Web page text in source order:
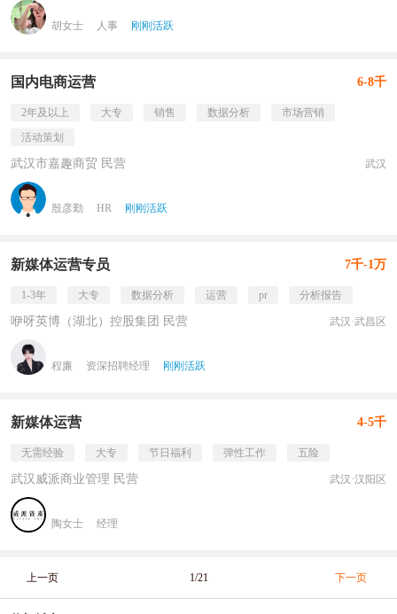
胡女士 人事 刚刚活跃
国内电商运营 6-8千
2年及以上 大专 销售 数据分析
市场营销
活动策划
武汉市嘉趣商贸 民营 武汉
殷彦勤 HR 刚刚活跃
新媒体运营专员 7千-1万
1-3年 大专 数据分析 运营 pr 分析报告
咿呀英博（湖北）控股集团 民营 武汉·武昌区
程廉 资深招聘经理 刚刚活跃
新媒体运营 4-5千
无需经验 大专 节日福利 弹性工作 五险
武汉威派商业管理 民营 武汉·汉阳区
陶女士 经理
上一页 1/21 下一页